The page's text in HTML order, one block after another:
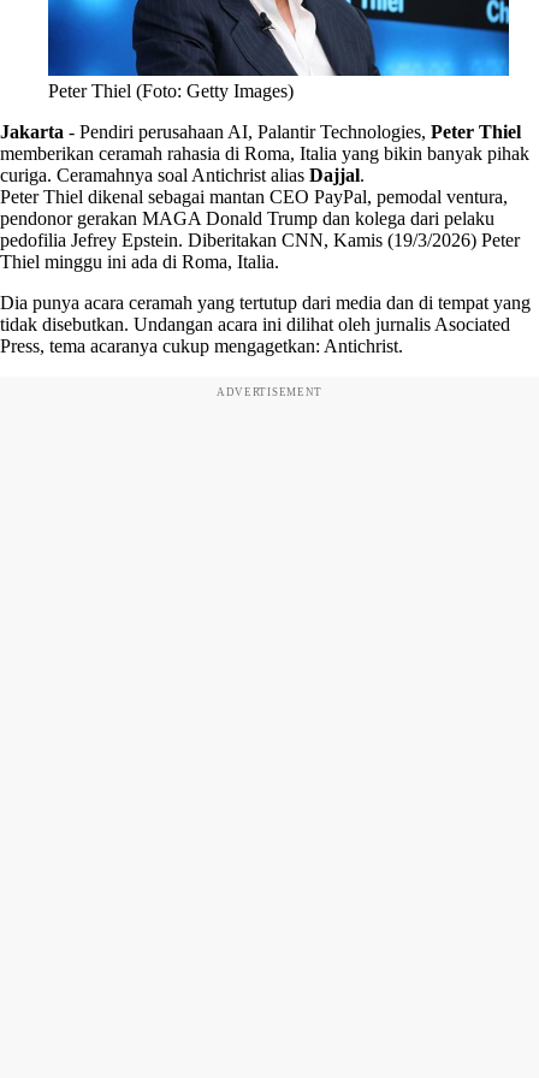
Peter Thiel (Foto: Getty Images)
Jakarta - Pendiri perusahaan AI, Palantir Technologies, Peter Thiel
memberikan ceramah rahasia di Roma, Italia yang bikin banyak pihak
curiga. Ceramahnya soal Antichrist alias Dajjal.
Peter Thiel dikenal sebagai mantan CEO PayPal, pemodal ventura,
pendonor gerakan MAGA Donald Trump dan kolega dari pelaku
pedofilia Jefrey Epstein. Diberitakan CNN, Kamis (19/3/2026) Peter
Thiel minggu ini ada di Roma, Italia.
Dia punya acara ceramah yang tertutup dari media dan di tempat yang
tidak disebutkan. Undangan acara ini dilihat oleh jurnalis Asociated
Press, tema acaranya cukup mengagetkan: Antichrist.
ADVERTISEMENT